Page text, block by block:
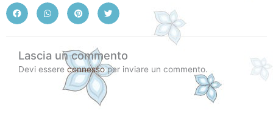
Lascia un commento
Devi essere connessoper inviare un commento.